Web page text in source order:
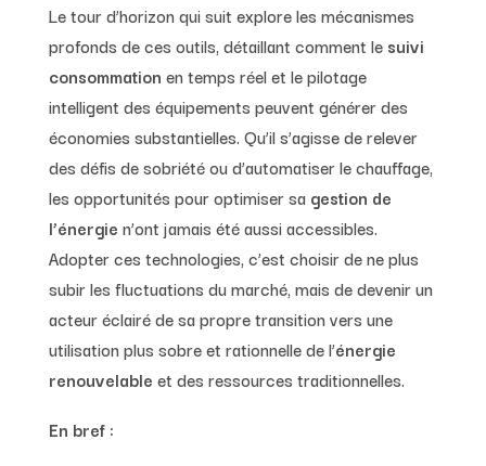
Le tour d’horizon qui suit explore les mécanismes
profonds de ces outils, détaillant comment le suivi
consommation en temps réel et le pilotage
intelligent des équipements peuvent générer des
économies substantielles. Qu’il s’agisse de relever
des défis de sobriété ou d’automatiser le chauffage,
les opportunités pour optimiser sa gestion de
l’énergie n’ont jamais été aussi accessibles.
Adopter ces technologies, c’est choisir de ne plus
subir les fluctuations du marché, mais de devenir un
acteur éclairé de sa propre transition vers une
utilisation plus sobre et rationnelle de l’énergie
renouvelable et des ressources traditionnelles.
En bref :